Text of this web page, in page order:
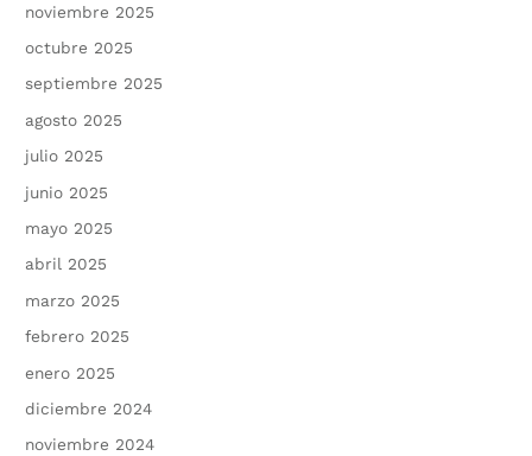
noviembre 2025
octubre 2025
septiembre 2025
agosto 2025
julio 2025
junio 2025
mayo 2025
abril 2025
marzo 2025
febrero 2025
enero 2025
diciembre 2024
noviembre 2024